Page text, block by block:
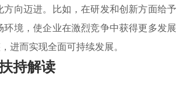
向迈进。比如，在研发和创新方面给予
境，使企业在激烈竞争中获得更多发展
进而实现全面可持续发展。
持解读